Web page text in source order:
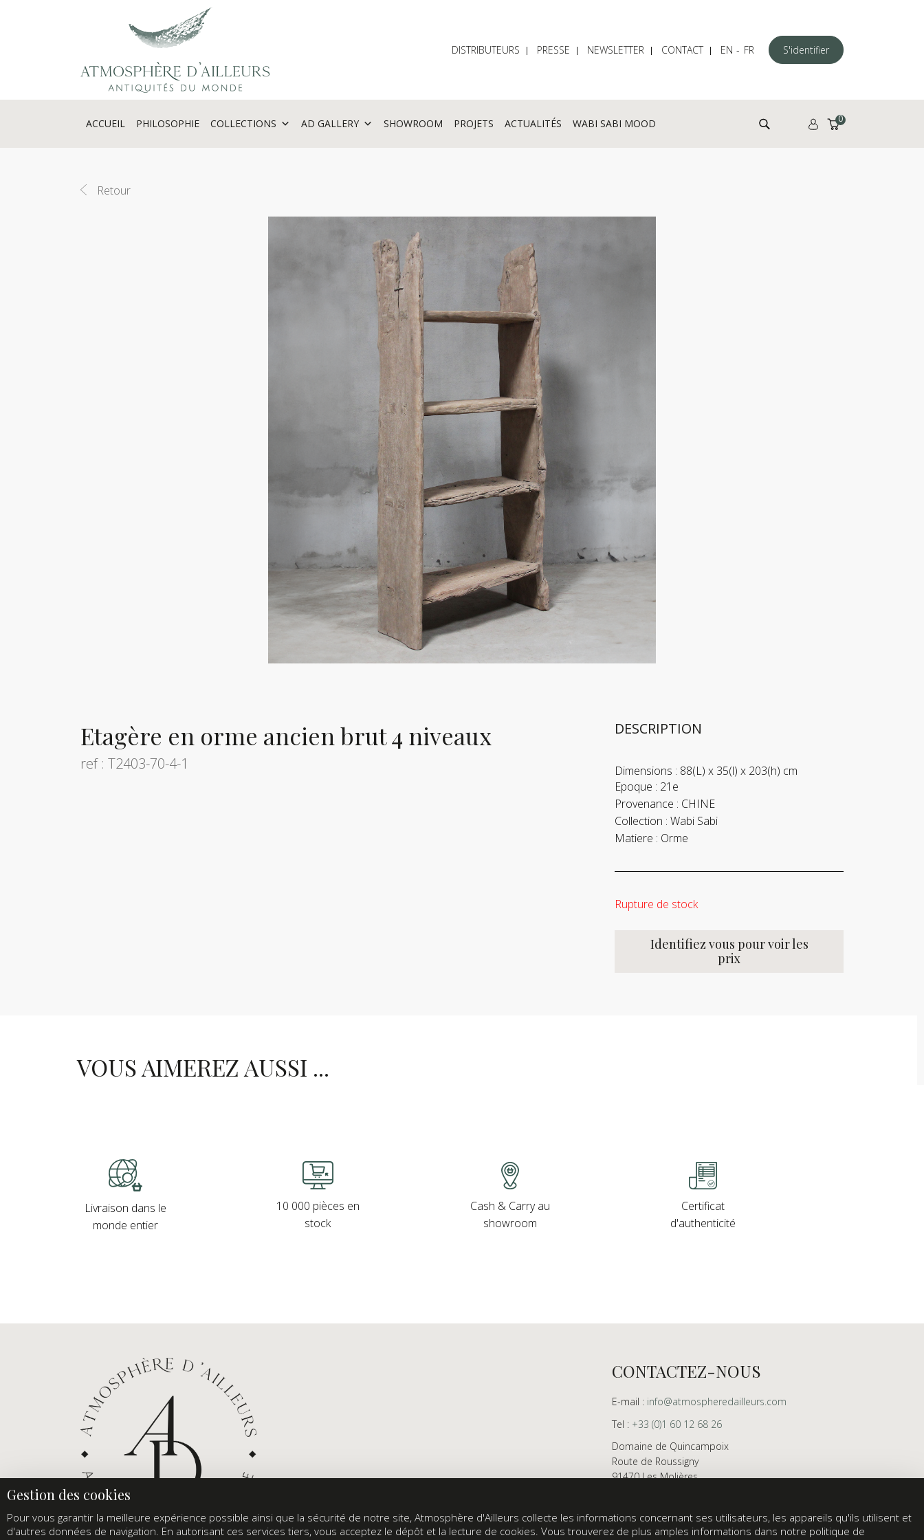
DISTRIBUTEURS PRESSE NEWSLETTER CONTACT EN FR S'identifier
ACCUEIL PHILOSOPHIE COLLECTIONS AD GALLERY SHOWROOM PROJETS ACTUALITÉS WABI SABI MOOD Rechercher : 0
Retour
Etagère en orme ancien brut 4 niveaux
ref : T2403-70-4-1
DESCRIPTION
Dimensions : 88(L) x 35(l) x 203(h) cm
Epoque : 21e
Provenance : CHINE
Collection : Wabi Sabi
Matiere : Orme
Rupture de stock
Identifiez vous pour voir les
prix
VOUS AIMEREZ AUSSI ...
Livraison dans le
monde entier
10 000 pièces en
stock
Cash & Carry au
showroom
Certificat
d'authenticité
CONTACTEZ-NOUS
E-mail : info@atmospheredailleurs.com
Tel : +33 (0)1 60 12 68 26
Domaine de Quincampoix
Route de Roussigny
91470 Les Molières
Showroom ouvert aux professionnels sur rendez-
vous uniquement
Pour vous garantir la meilleure expérience possible ainsi que la sécurité de notre site, Atmosphère d'Ailleurs collecte les informations concernant ses utilisateurs, les appareils qu'ils utilisent et
d'autres données de navigation. En autorisant ces services tiers, vous acceptez le dépôt et la lecture de cookies. Vous trouverez de plus amples informations dans notre politique de